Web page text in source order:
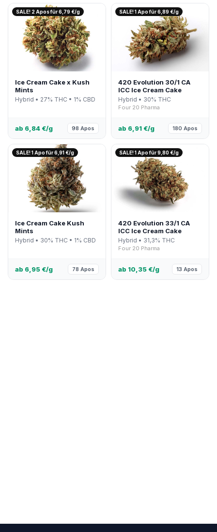
SALE! 2 Apos für 6,79 €/g
Ice Cream Cake x Kush
Mints
Hybrid • 27% THC • 1% CBD
ab 6,84 €/g 98 Apos
SALE! 1 Apo für 6,89 €/g
420 Evolution 30/1 CA
ICC Ice Cream Cake
Hybrid • 30% THC
Four 20 Pharma
ab 6,91 €/g 180 Apos
SALE! 1 Apo für 6,91 €/g
Ice Cream Cake Kush
Mints
Hybrid • 30% THC • 1% CBD
ab 6,95 €/g 78 Apos
SALE! 1 Apo für 9,80 €/g
420 Evolution 33/1 CA
ICC Ice Cream Cake
Hybrid • 31,3% THC
Four 20 Pharma
ab 10,35 €/g 13 Apos